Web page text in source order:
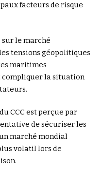
facteurs de risque
sur le marché
tensions géopolitiques
maritimes
compliquer la situation
CCC est perçue par
de sécuriser les
marché mondial
volatil lors de